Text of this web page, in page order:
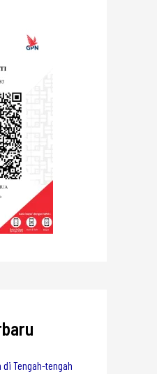
Tengah-tengah